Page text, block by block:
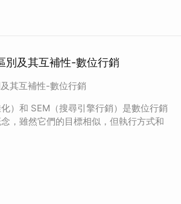
別及其互補性-數位行銷
其互補性-數位行銷
）和 SEM（搜尋引擎行銷）是數位行銷
，雖然它們的目標相似，但執行方式和